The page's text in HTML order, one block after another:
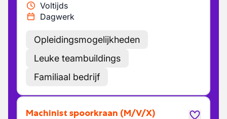
Voltijds
Dagwerk
Opleidingsmogelijkheden
Leuke teambuildings
Familiaal bedrijf
Machinist spoorkraan (M/V/X)